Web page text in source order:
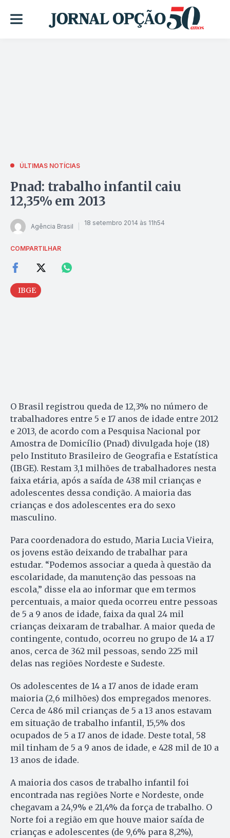
ÚLTIMAS NOTÍCIAS
Pnad: trabalho infantil caiu
12,35% em 2013
Agência Brasil 18 setembro 2014 às 11h54
COMPARTILHAR
IBGE
O Brasil registrou queda de 12,3% no número de
trabalhadores entre 5 e 17 anos de idade entre 2012
e 2013, de acordo com a Pesquisa Nacional por
Amostra de Domicílio (Pnad) divulgada hoje (18)
pelo Instituto Brasileiro de Geografia e Estatística
(IBGE). Restam 3,1 milhões de trabalhadores nesta
faixa etária, após a saída de 438 mil crianças e
adolescentes dessa condição. A maioria das
crianças e dos adolescentes era do sexo
masculino.
Para coordenadora do estudo, Maria Lucia Vieira,
os jovens estão deixando de trabalhar para
estudar. “Podemos associar a queda à questão da
escolaridade, da manutenção das pessoas na
escola,” disse ela ao informar que em termos
percentuais, a maior queda ocorreu entre pessoas
de 5 a 9 anos de idade, faixa da qual 24 mil
crianças deixaram de trabalhar. A maior queda de
contingente, contudo, ocorreu no grupo de 14 a 17
anos, cerca de 362 mil pessoas, sendo 225 mil
delas nas regiões Nordeste e Sudeste.
Os adolescentes de 14 a 17 anos de idade eram
maioria (2,6 milhões) dos empregados menores.
Cerca de 486 mil crianças de 5 a 13 anos estavam
em situação de trabalho infantil, 15,5% dos
ocupados de 5 a 17 anos de idade. Deste total, 58
mil tinham de 5 a 9 anos de idade, e 428 mil de 10 a
13 anos de idade.
A maioria dos casos de trabalho infantil foi
encontrada nas regiões Norte e Nordeste, onde
chegavam a 24,9% e 21,4% da força de trabalho. O
Norte foi a região em que houve maior saída de
crianças e adolescentes (de 9,6% para 8,2%),